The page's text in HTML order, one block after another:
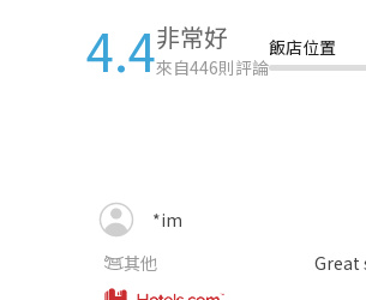
4.4非常好
來自446則評論
飯店位置
*im
其他
Great